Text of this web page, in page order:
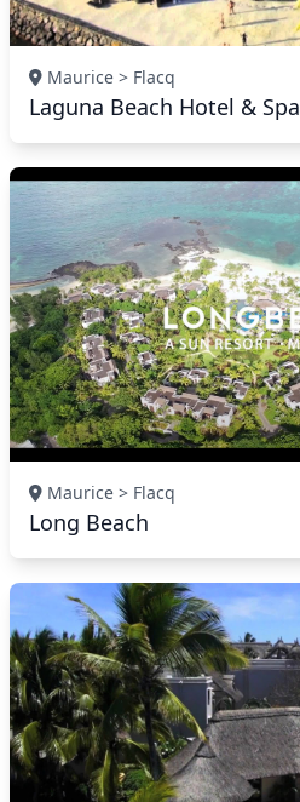
Maurice > Flacq
Laguna Beach Hotel & Spa
Maurice > Flacq
Long Beach